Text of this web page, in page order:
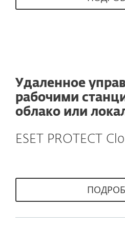
Удаленное
рабочими
облако или
ESET PROTECT